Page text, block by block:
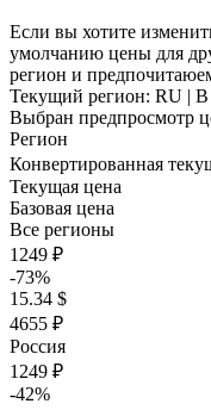
Если вы хотите
умолчанию цены для
регион и
Текущий регион: RU | В
Выбран предпросмотр
Регион
Конвертированная
Текущая цена
Базовая цена
Все регионы
1249 ₽
-73%
15.34 $
4655 ₽
Россия
1249 ₽
-42%